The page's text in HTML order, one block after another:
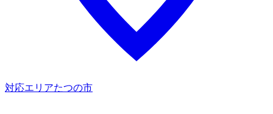
対応エリアたつの市